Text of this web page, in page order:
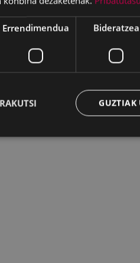
Errendimendua Bideratzea
GUZTIAK